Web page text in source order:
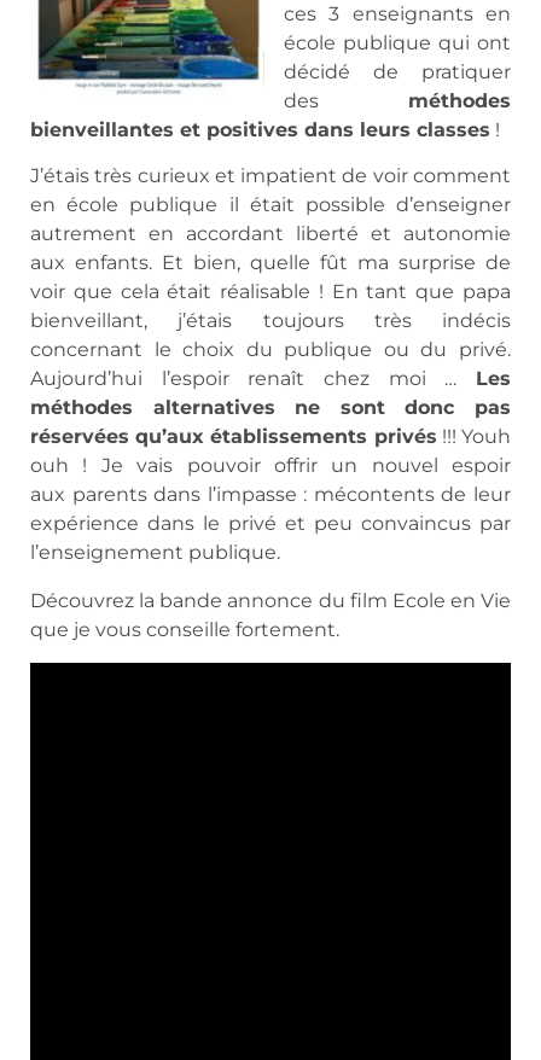
ces 3 enseignants en
école publique qui ont
décidé de pratiquer
des méthodes
bienveillantes et positives dans leurs classes !
J’étais très curieux et impatient de voir comment
en école publique il était possible d’enseigner
autrement en accordant liberté et autonomie
aux enfants. Et bien, quelle fût ma surprise de
voir que cela était réalisable ! En tant que papa
bienveillant, j’étais toujours très indécis
concernant le choix du publique ou du privé.
Aujourd’hui l’espoir renaît chez moi … Les
méthodes alternatives ne sont donc pas
réservées qu’aux établissements privés !!! Youh
ouh ! Je vais pouvoir offrir un nouvel espoir
aux parents dans l’impasse : mécontents de leur
expérience dans le privé et peu convaincus par
l’enseignement publique.
Découvrez la bande annonce du film Ecole en Vie
que je vous conseille fortement.